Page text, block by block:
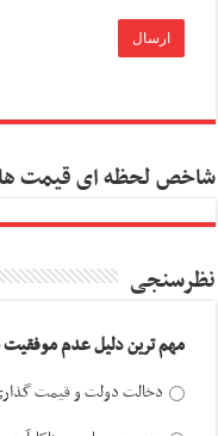
شاخص لحظه ای قیمت ها
نظرسنجی
مهم ترین دلیل عدم
دخالت دولت و قیمت